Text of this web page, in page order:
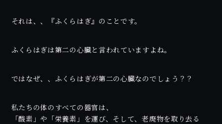
それは、、『ふくらはぎ』のことです。
ふくらはぎは第二の心臓と言われていますよね。
ではなぜ、、ふくらはぎが第二の心臓なのでしょう？？
私たちの体のすべての器官は、
「酸素」や「栄養素」を運び、そして、老廃物を取り去る